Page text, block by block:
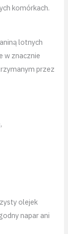
komórkach.
lotnych
w znacznie
przez
olejek
napar ani